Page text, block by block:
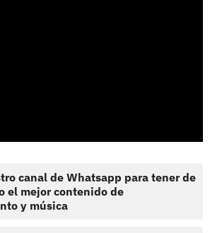
canal de Whatsapp para tener de
el mejor contenido de
y música